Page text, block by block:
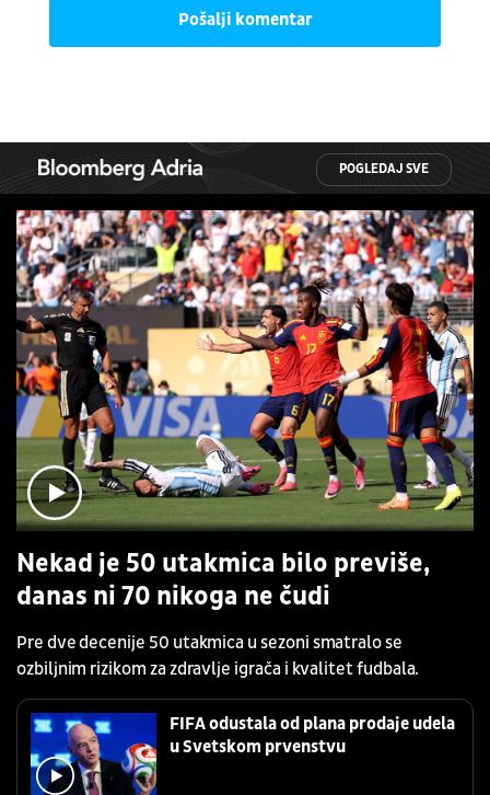
Pošalji komentar
POGLEDAJ SVE
Nekad je 50 utakmica bilo previše,
danas ni 70 nikoga ne čudi
Pre dve decenije 50 utakmica u sezoni smatralo se
ozbiljnim rizikom za zdravlje igrača i kvalitet fudbala.
FIFA odustala od plana prodaje udela
u Svetskom prvenstvu